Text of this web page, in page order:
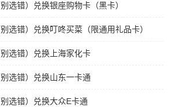
选错）兑换银座购物卡（黑卡）
选错）兑换叮咚买菜（限通用礼品卡）
选错）兑换上海家化卡
选错）兑换山东一卡通
选错）兑换大众E卡通